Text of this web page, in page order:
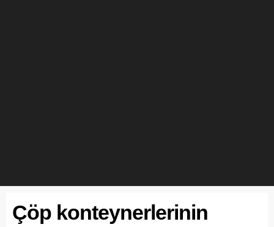
Çöp konteynerlerinin